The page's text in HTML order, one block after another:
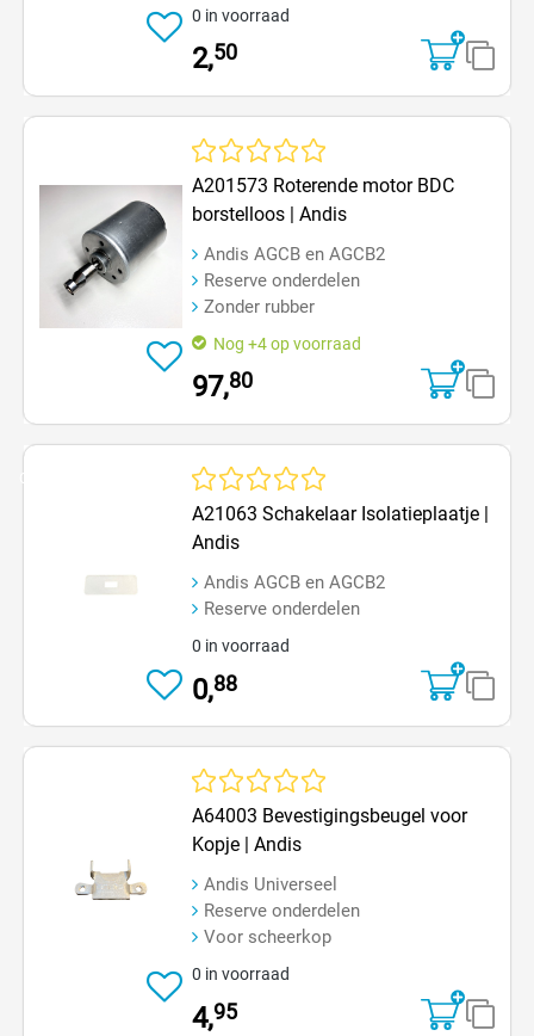
0 in voorraad
2,50
A201573 Roterende motor BDC
borstelloos | Andis
Andis AGCB en AGCB2
Reserve onderdelen
Zonder rubber
Nog +4 op voorraad
97,80
Op=Op
A21063 Schakelaar Isolatieplaatje |
Andis
Andis AGCB en AGCB2
Reserve onderdelen
0 in voorraad
0,88
Gemiddelde waardering van 0 van 5 sterren
A64003 Bevestigingsbeugel voor
Kopje | Andis
Andis Universeel
Reserve onderdelen
Voor scheerkop
0 in voorraad
4,95